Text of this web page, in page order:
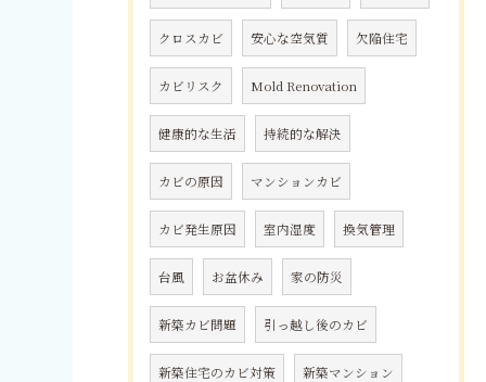
クロスカビ 安心な空気質 欠陥住宅
カビリスク Mold Renovation
健康的な生活 持続的な解決
カビの原因 マンションカビ
カビ発生原因 室内湿度 換気管理
台風 お盆休み 家の防災
新築カビ問題 引っ越し後のカビ
新築住宅のカビ対策 新築マンション